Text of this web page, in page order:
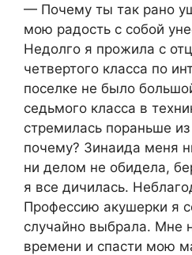
— Почему ты так рано
мою радость с собой
Недолго я прожила с
четвертого класса по
поселке не было
седьмого класса в
стремилась пораньше
почему? Зинаида меня
ни делом не обидела,
я все дичилась.
Профессию акушерки я
случайно выбрала. Мне
времени и спасти мою